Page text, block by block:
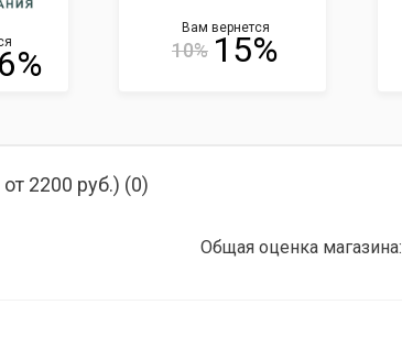
Вам вернется
10% 15%
2200 руб.) (0)
Общая оценка магазина: